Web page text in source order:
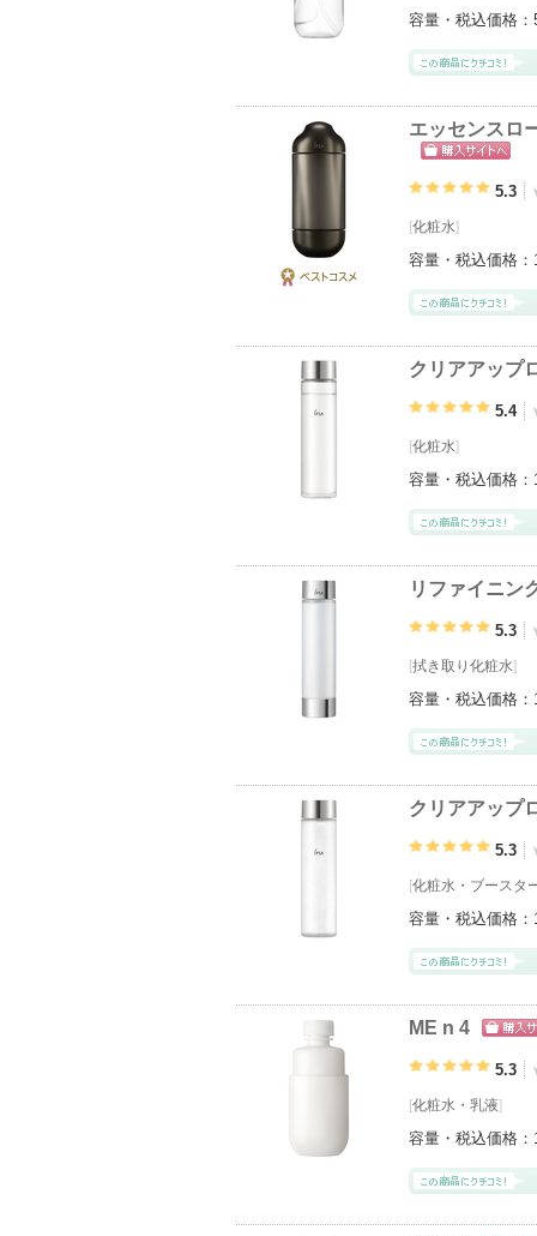
容量・税込価格：
エッセンスロ
グサイトへ5.3
[化粧水]
容量・税込価格：
クリアアップ
5.4
[化粧水]
容量・税込価格：
リファイニン
5.3
[拭き取り化粧水]
容量・税込価格：
クリアアップ
5.3
[化粧水 ・ ブースタ
容量・税込価格：
ME n 4
グサイ
5.3
[化粧水 ・ 乳液]
容量・税込価格：